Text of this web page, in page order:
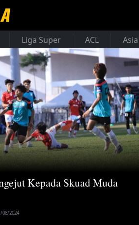
Liga Super ACL
Kepada Skuad Muda
08/2024